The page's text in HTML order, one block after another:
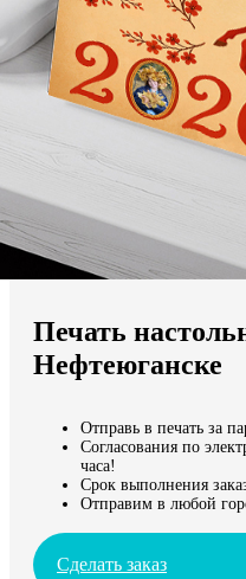
Мы доставляем по всему
Продолжить без города
Печать
Нефтеюганске
Отправь в печать за
Согласования по
часа!
Срок выполнения
Отправим в любой
Сделать заказ